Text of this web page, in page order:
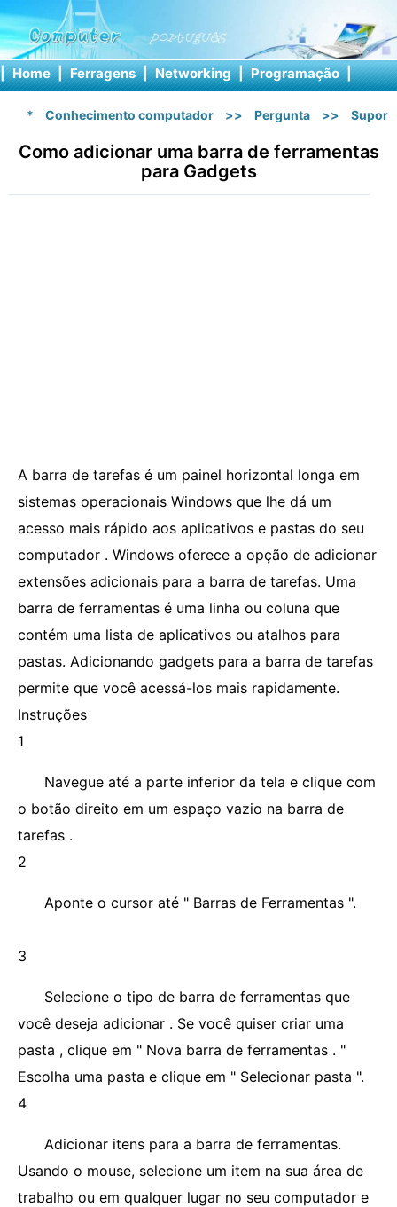
| Home | Ferragens | Networking | Programação |
* Conhecimento computador >> Pergunta >>
Como adicionar uma barra de ferramentas
para Gadgets
A barra de tarefas é um painel horizontal longa em
sistemas operacionais Windows que lhe dá um
acesso mais rápido aos aplicativos e pastas do seu
computador . Windows oferece a opção de adicionar
extensões adicionais para a barra de tarefas. Uma
barra de ferramentas é uma linha ou coluna que
contém uma lista de aplicativos ou atalhos para
pastas. Adicionando gadgets para a barra de tarefas
permite que você acessá-los mais rapidamente.
Instruções
1
Navegue até a parte inferior da tela e clique com
o botão direito em um espaço vazio na barra de
tarefas .
2
Aponte o cursor até " Barras de Ferramentas ".
3
Selecione o tipo de barra de ferramentas que
você deseja adicionar . Se você quiser criar uma
pasta , clique em " Nova barra de ferramentas . "
Escolha uma pasta e clique em " Selecionar pasta ".
4
Adicionar itens para a barra de ferramentas.
Usando o mouse, selecione um item na sua área de
trabalho ou em qualquer lugar no seu computador e